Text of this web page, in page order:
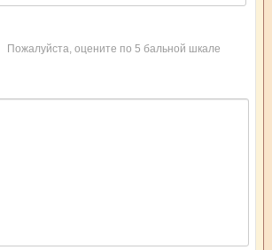
Пожалуйста, оцените по 5 бальной шкале